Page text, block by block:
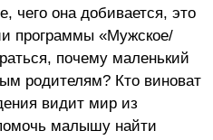
чего она добивается, это
программы «Мужское/
почему маленький
родителям? Кто виноват
видит мир из
малышу найти